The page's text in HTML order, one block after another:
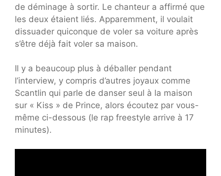
de déminage à sortir. Le chanteur a affirmé que
les deux étaient liés. Apparemment, il voulait
dissuader quiconque de voler sa voiture après
s’être déjà fait voler sa maison.
Il y a beaucoup plus à déballer pendant
l’interview, y compris d’autres joyaux comme
Scantlin qui parle de danser seul à la maison
sur « Kiss » de Prince, alors écoutez par vous-
même ci-dessous (le rap freestyle arrive à 17
minutes).